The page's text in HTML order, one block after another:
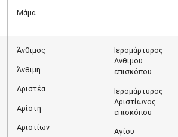
Μάμα
Άνθιμος
Άνθιμη
Αριστέα
Αρίστη
Αριστίων
Ιερομάρτυρος
Ανθίμου
επισκόπου
Ιερομάρτυρος
Αριστίωνος
επισκόπου
Αγίου